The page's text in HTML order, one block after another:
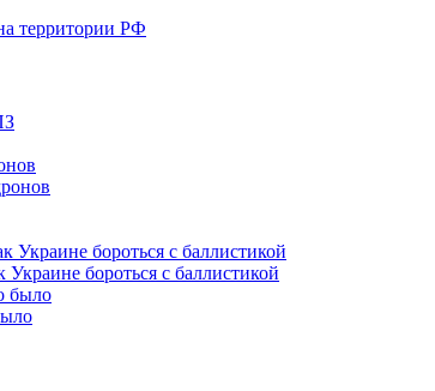
территории РФ
бороться с баллистикой